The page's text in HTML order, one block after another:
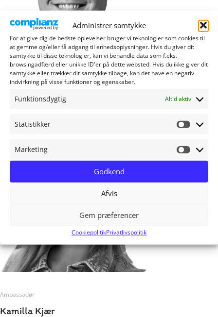
Administrer samtykke
For at give dig de bedste oplevelser bruger vi teknologier som cookies til
at gemme og/eller få adgang til enhedsoplysninger. Hvis du giver dit
samtykke til disse teknologier, kan vi behandle data som f.eks.
browsingadfærd eller unikke ID'er på dette websted. Hvis du ikke giver dit
samtykke eller trækker dit samtykke tilbage, kan det have en negativ
indvirkning på visse funktioner og egenskaber.
Funktionsdygtig Altid aktiv
Statistikker
Marketing
Godkend
Afvis
Gem præferencer
CookiepolitikPrivatlivspolitik
Ambassadør
Jeppe Henriksen
Ambassadør
Kamilla Kjær